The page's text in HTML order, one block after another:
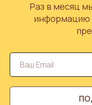
Раз в месяц
информацию